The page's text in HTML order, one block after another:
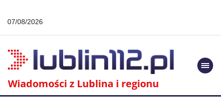
07/08/2026
Wiadomości z Lublina i regionu